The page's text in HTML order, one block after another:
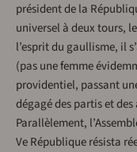
président de la
universel à deux tours,
l’esprit du gaullisme, il
(pas une femme
providentiel, passant
dégagé des partis et
Parallèlement,
Ve République résista